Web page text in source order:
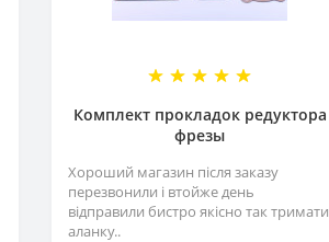
Комплект прокладок редуктора
фрезы
Хороший магазин після заказу
перезвонили і втойже день
відправили бистро якісно так тримати
аланку..